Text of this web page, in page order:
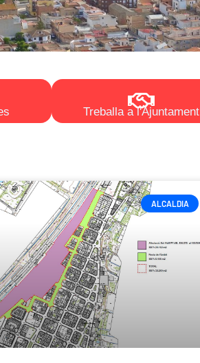
Treballa a l'Ajuntament
ALCALDIA